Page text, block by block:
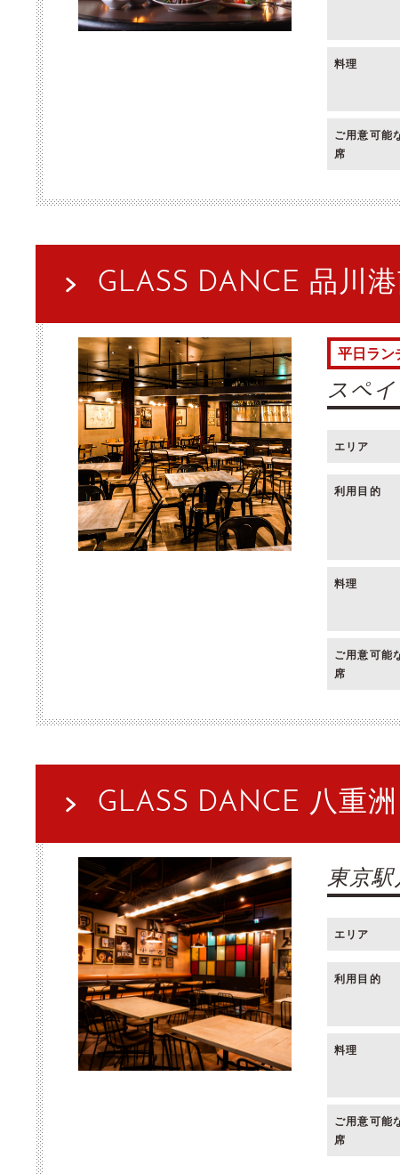
料理
ご用意可能
席
GLASS DANCE 品川
平日ラン
スペ
エリア
利用目的
料理
ご用意可能
席
GLASS DANCE 八重洲
東京
エリア
利用目的
料理
ご用意可能
席